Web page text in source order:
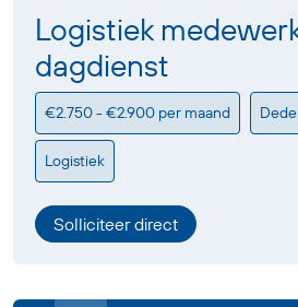
Logistiek
dagdienst
€2.750 - €2.900 per maand
Logistiek
Solliciteer direct